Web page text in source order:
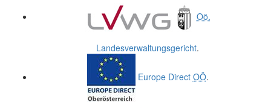
Oö.
Landesverwaltungsgericht.
Europe Direct OÖ.